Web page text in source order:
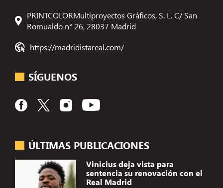
ÚLTIMAS PUBLICACIONES
Vinicius deja vista para
sentencia su renovación con el
Real Madrid
PRINTCOLORMultiproyectos Gráficos, S. L. C/ San
Romualdo n° 26, 28037 Madrid
https://madridistareal.com/
SÍGUENOS